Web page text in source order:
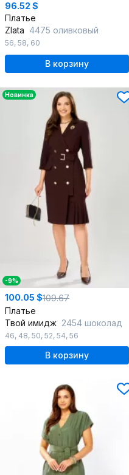
96.52 $
Платье
Zlata 4475 оливковый
56, 58, 60
В корзину
Новинка
-9%
100.05 $109.67
Платье
Твой имидж 2454 шоколад
46, 48, 50, 52, 54, 56
В корзину